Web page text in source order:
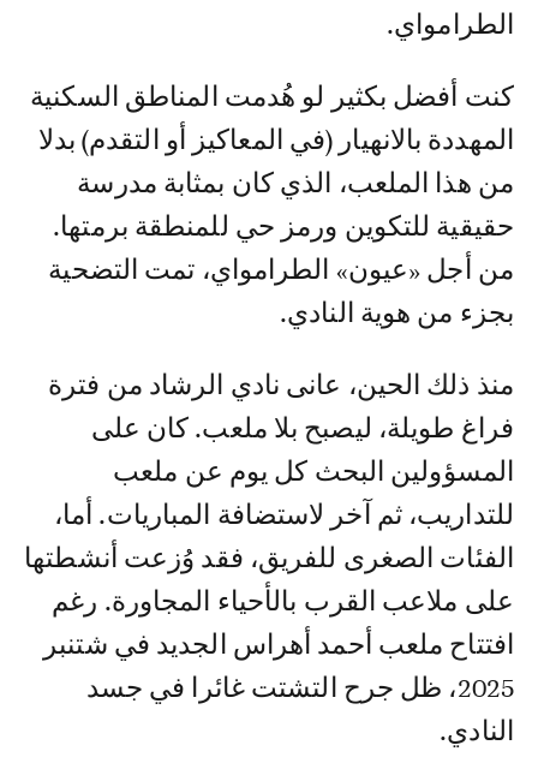
قلب الحي، لإفساح المجال أمام مركز صيانة
كنت أفضل بكثير لو هُدمت المناطق السكنية
المهددة بالانهيار (في المعاكيز أو التقدم) بدلا
من هذا الملعب، الذي كان بمثابة مدرسة
حقيقية للتكوين ورمز حي للمنطقة برمتها.
من أجل «عيون» الطرامواي، تمت التضحية
منذ ذلك الحين، عانى نادي الرشاد من فترة
فراغ طويلة، ليصبح بلا ملعب. كان على
المسؤولين البحث كل يوم عن ملعب
للتداريب، ثم آخر لاستضافة المباريات. أما،
الفئات الصغرى للفريق، فقد وُزعت أنشطتها
على ملاعب القرب بالأحياء المجاورة. رغم
افتتاح ملعب أحمد أهراس الجديد في شتنبر
2025، ظل جرح التشتت غائرا في جسد